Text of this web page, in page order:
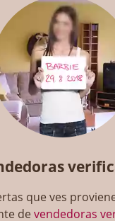
que ves
devendedoras